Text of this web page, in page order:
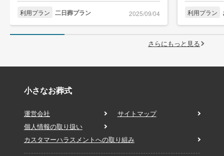
利用プラン 二日葬プラン 2025/09/04 利用プラン
さらにもっと見る
小さなお葬式
運営会社
サイトマップ
個人情報の取り扱い
カスタマーハラスメントへの取り組み